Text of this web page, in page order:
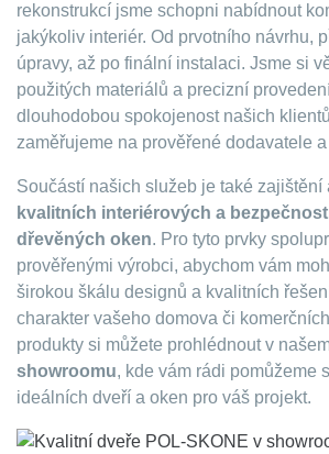
rekonstrukcí jsme schopni nabídnout
jakýkoliv interiér. Od prvotního návrhu,
úpravy, až po finální instalaci. Jsme si
použitých materiálů a precizní
dlouhodobou spokojenost našich
zaměřujeme na prověřené dodavatele
Součástí našich služeb je také zajištění
kvalitních interiérových a
dřevěných oken. Pro tyto prvky
prověřenými výrobci, abychom vám
širokou škálu designů a kvalitních
charakter vašeho domova či
produkty si můžete prohlédnout v
showroomu, kde vám rádi pomůžeme
ideálních dveří a oken pro váš projekt.